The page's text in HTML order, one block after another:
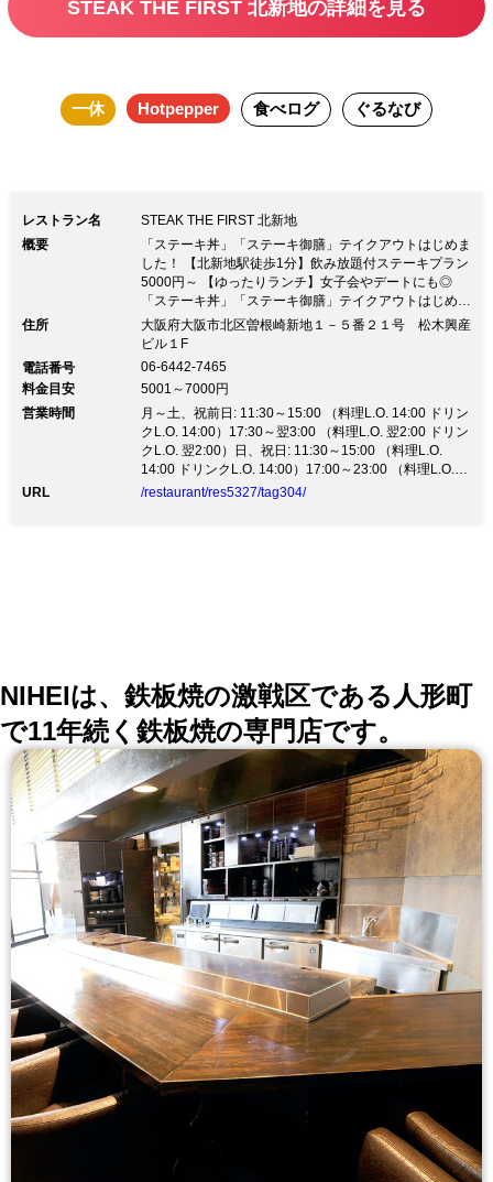
ー】特選牛2種食べ比べ、フォアグラなど全7品＋スパークリ
の旨みを最大限に引き出す調理法でご提供致します！ ■とっ
STEAK THE FIRST 北新地の詳細を見る
一休 Hotpepper 食べログ ぐるなび
レストラン名
STEAK THE FIRST 北新地
概要
「ステーキ丼」「ステーキ御膳」テイクアウトはじめま
した！ 【北新地駅徒歩1分】飲み放題付ステーキプラン
5000円～ 【ゆったりランチ】女子会やデートにも◎
「ステーキ丼」「ステーキ御膳」テイクアウトはじめま
した！ 【北新地駅徒歩1分】飲み放題付ステーキプラン
5000円～ 【ゆったりランチ】女子会やデートにも◎◎
ロース御膳など、STFの味をお家でも！ ステーキ単
品、サイドメニュー、デザートもご用意しています。
詳細は「テイクアウト」ページへ！ ■新プラン登場！
【ディナー】熟成牛ハラミ、前菜5種など全9品＋乾杯
スパークリング4809⇒3900円 【ディナー】特選牛2種
食べ比べ、フォアグラなど全7品＋スパークリング含む
120分飲み放題9750⇒6000円 ■旨み抜群！熟成肉＆黒
住所
大阪府大阪市北区曽根崎新地１－５番２１号 松木興産
ビル１F
電話番号
06-6442-7465
料金目安
5001～7000円
営業時間
月～土、祝前日: 11:30～15:00 （料理L.O. 14:00 ドリン
クL.O. 14:00）17:30～翌3:00 （料理L.O. 翌2:00 ドリン
クL.O. 翌2:00）日、祝日: 11:30～15:00 （料理L.O.
14:00 ドリンクL.O. 14:00）17:00～23:00 （料理L.O.
22:00 ドリンクL.O. 22:00）
URL /restaurant/res5327/tag304/
NIHEIは、鉄板焼の激戦区である人形町
で11年続く鉄板焼の専門店です。